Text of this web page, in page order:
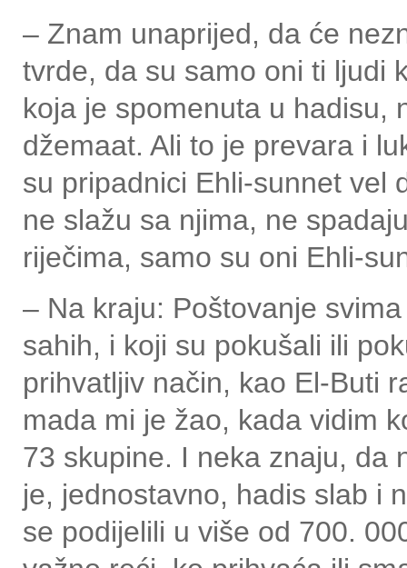
– Znam unaprijed, da će
tvrde, da su samo oni ti ljudi
koja je spomenuta u hadisu,
džemaat. Ali to je prevara i
su pripadnici Ehli-sunnet vel
ne slažu sa njima, ne
riječima, samo su oni Ehli-
– Na kraju: Poštovanje
sahih, i koji su pokušali ili
prihvatljiv način, kao El-Buti
mada mi je žao, kada vidim
73 skupine. I neka znaju, da
je, jednostavno, hadis slab i
se podijelili u više od 700.